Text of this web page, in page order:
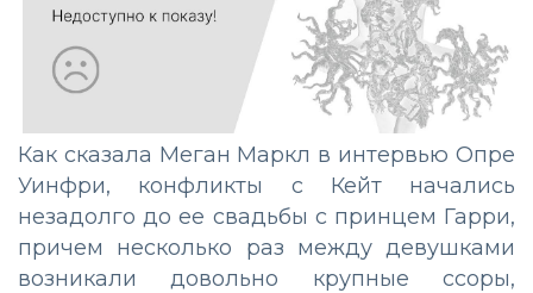
Как сказала Меган Маркл в интервью Опре
Уинфри, конфликты с Кейт начались
незадолго до ее свадьбы с принцем Гарри,
причем несколько раз между девушками
возникали довольно крупные ссоры,